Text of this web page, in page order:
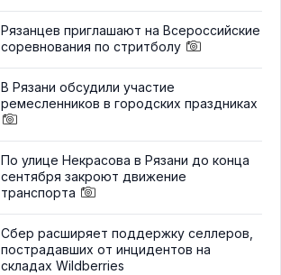
Рязанцев приглашают на Всероссийские
соревнования по стритболу
В Рязани обсудили участие
ремесленников в городских праздниках
По улице Некрасова в Рязани до конца
сентября закроют движение
транспорта
Сбер расширяет поддержку селлеров,
пострадавших от инцидентов на
складах Wildberries